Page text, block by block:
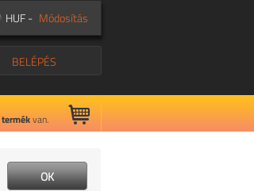
HUF - Módosítás
BELÉPÉS
termékvan.